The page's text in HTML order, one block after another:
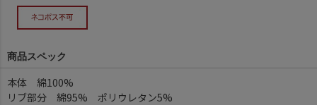
商品スペック
本体 綿100%
リブ部分 綿95% ポリウレタン5%